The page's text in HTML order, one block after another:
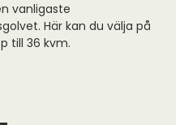
vanligaste
Här kan du välja på
till 36 kvm.